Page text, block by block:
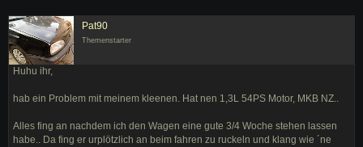
Pat90
Themenstarter
Huhu ihr,
hab ein Problem mit meinem kleenen. Hat nen 1,3L 54PS Motor, MKB NZ..
Alles fing an nachdem ich den Wagen eine gute 3/4 Woche stehen lassen
habe.. Da fing er urplötzlich an beim fahren zu ruckeln und klang wie ´ne